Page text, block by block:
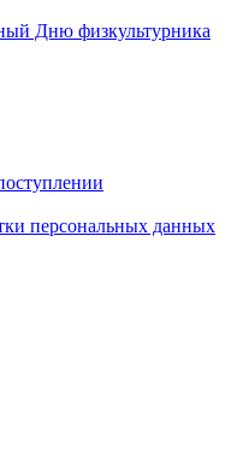
Дню физкультурника
персональных данных